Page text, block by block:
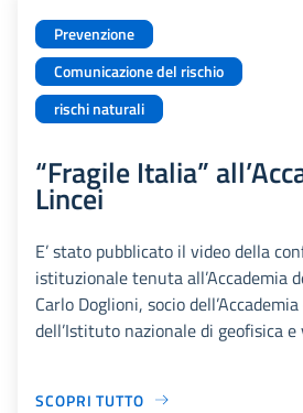
Prevenzione
Comunicazione del rischio
rischi naturali
“Fragile Italia”
Lincei
E’ stato pubblicato il video della
istituzionale tenuta all’Accademia
Carlo Doglioni, socio
dell’Istituto nazionale di geofisica
SCOPRI TUTTO